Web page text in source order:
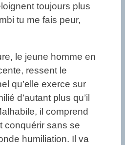
toujours plus
tu me fais peur,
le jeune homme en
ressent le
qu’elle exerce sur
d’autant plus qu’il
il comprend
conquérir sans se
humiliation. Il va